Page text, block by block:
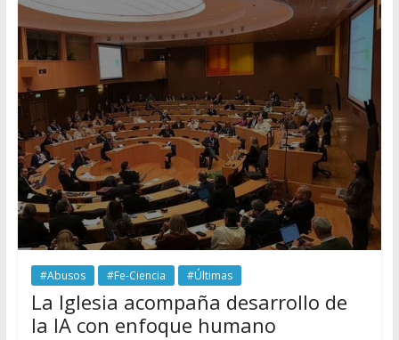
#Abusos #Fe-Ciencia #Últimas
La Iglesia acompaña desarrollo de
la IA con enfoque humano